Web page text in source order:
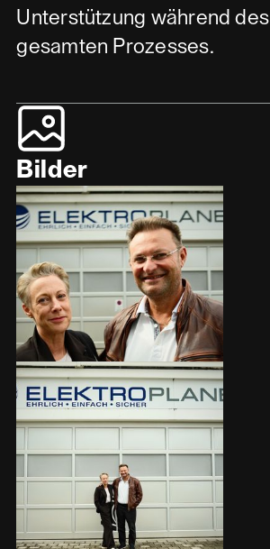
Unterstützung während des
Bilder